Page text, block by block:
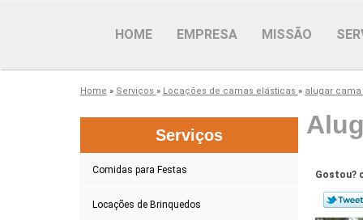
HOME EMPRESA MISSÃO
Home » Serviços » Locações de camas elásticas » alugar
Serviços
Comidas para Festas
Locações de Brinquedos
Gostou?